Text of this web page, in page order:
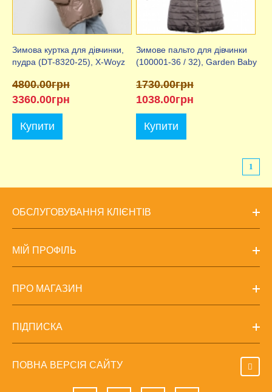
Зимова куртка для дівчинки,
пудра (DT-8320-25), X-Woyz
4800.00грн
3360.00грн
Купити
Зимове пальто для дівчинки
(100001-36 / 32), Garden Baby
1730.00грн
1038.00грн
Купити
1
ОБСЛУГОВУВАННЯ КЛІЄНТІВ
МІЙ ПРОФІЛЬ
ПРО МАГАЗИН
ПІДПИСКА
ПОВНА ВЕРСІЯ САЙТУ